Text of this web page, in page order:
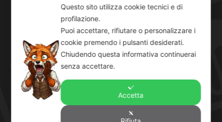
Orari
Lun-Ven: 8-12:30 14-19
Sab: 8-12:30
Questo sito utilizza cookie tecnici e di
profilazione.
Puoi accettare, rifiutare o personalizzare i
cookie premendo i pulsanti desiderati.
Chiudendo questa informativa continuerai
senza accettare.
Accetta